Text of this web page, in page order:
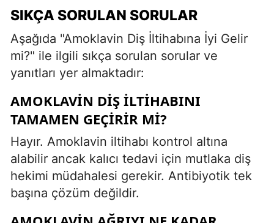
SIKÇA SORULAN SORULAR
Aşağıda "Amoklavin Diş İltihabına İyi Gelir
mi?" ile ilgili sıkça sorulan sorular ve
yanıtları yer almaktadır:
AMOKLAVIN DIŞ ILTIHABINI
TAMAMEN GEÇIRIR MI?
Hayır. Amoklavin iltihabı kontrol altına
alabilir ancak kalıcı tedavi için mutlaka diş
hekimi müdahalesi gerekir. Antibiyotik tek
başına çözüm değildir.